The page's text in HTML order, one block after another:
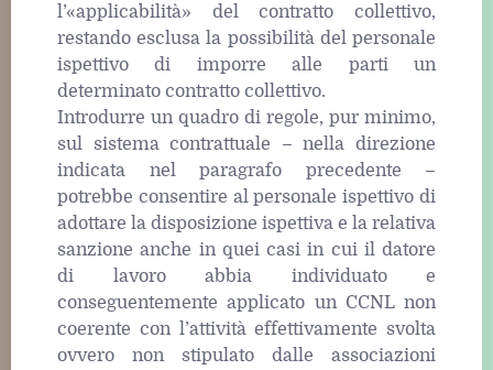
l’«applicabilità» del contratto collettivo,
restando esclusa la possibilità del personale
ispettivo di imporre alle parti un
determinato contratto collettivo.
Introdurre un quadro di regole, pur minimo,
sul sistema contrattuale – nella direzione
indicata nel paragrafo precedente –
potrebbe consentire al personale ispettivo di
adottare la disposizione ispettiva e la relativa
sanzione anche in quei casi in cui il datore
di lavoro abbia individuato e
conseguentemente applicato un CCNL non
coerente con l’attività effettivamente svolta
ovvero non stipulato dalle associazioni